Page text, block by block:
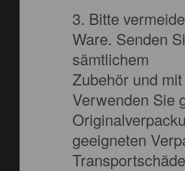
3. Bitte
Ware. Senden
sämtlichem
Zubehör und
Verwenden Sie
geeigneten